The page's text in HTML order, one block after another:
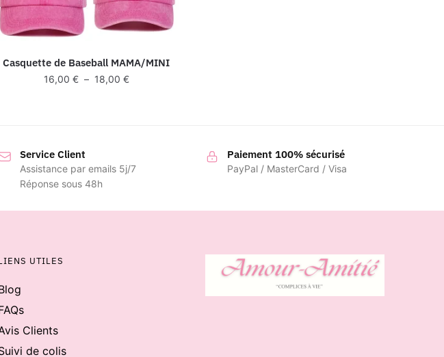
Casquette de Baseball MAMA/MINI
16,00 € – 18,00 €Plage
Service Client
Assistance par emails 5j/7
Réponse sous 48h
Paiement 100% sécurisé
PayPal / MasterCard / Visa
UTILES
Clients
de colis